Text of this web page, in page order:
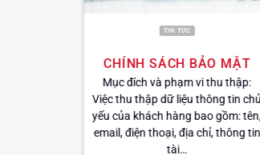
TIN TỨC
CHÍNH SÁCH BẢO MẬT
Mục đích và phạm vi thu thập:
Việc thu thập dữ liệu thông tin chủ
yếu của khách hàng bao gồm: tên,
email, điện thoại, địa chỉ, thông tin
tài…